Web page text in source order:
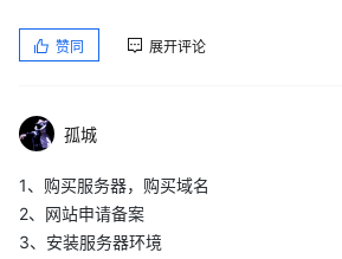
赞同 展开评论
孤城
1、购买服务器，购买域名
2、网站申请备案
3、安装服务器环境